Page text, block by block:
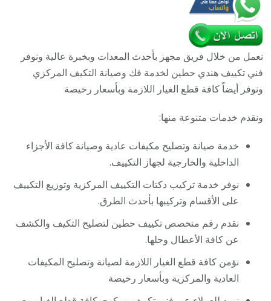
نعمل من خلال فريق مجهز بأحدث المعدات وبخبرة عالية ونوفر
فني تكييف هندي حطين لخدمة فك وصيانة التكيف المركزي
ونوفر أيضاً كافة قطع الغيار اللازمة وبأسعار رخيصة
ونقدم خدمات متنوعة منها:
خدمة صيانة وتصليح مكيفات عادية وصيانة كافة الأجزاء
الداخلية والخارجية لجهاز التكييف.
نوفر خدمة تركيب دكتات التكييف المركزية وتوزيع التكييف
على الأقسام وتركيبها بأحدث الطرق.
نقدم رقم متخصص تكييف حطين لتصليح التكيف والكشف
عن كافة الأعطال وحلها.
نؤمن كافة قطع الغيار اللازمة لصيانة وتصليح المكيفات
العادية والمركزية وبأسعار رخيصة